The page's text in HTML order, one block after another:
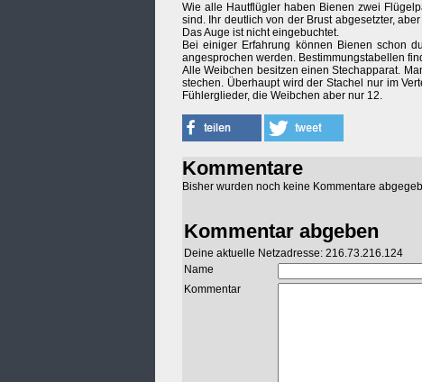
Wie alle Hautflügler haben Bienen zwei
sind. Ihr deutlich von der Brust abgesetzter,
Das Auge ist nicht eingebuchtet.
Bei einiger Erfahrung können Bienen schon
angesprochen werden. Bestimmungstabellen
Alle Weibchen besitzen einen Stechapparat.
stechen. Überhaupt wird der Stachel nur im
Fühlerglieder, die Weibchen aber nur 12.
Kommentare
Bisher wurden noch keine Kommentare
Kommentar abgeben
Deine aktuelle Netzadresse: 216.73.216.124
Name
Kommentar